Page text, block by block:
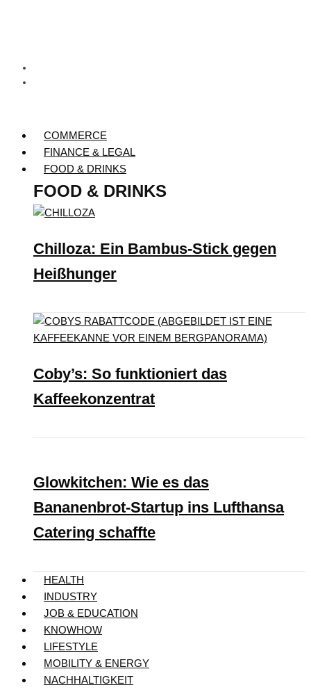
COMMERCE
FINANCE & LEGAL
FOOD & DRINKS
FOOD & DRINKS
Chilloza: Ein Bambus-Stick gegen
Heißhunger
Coby’s: So funktioniert das
Kaffeekonzentrat
Glowkitchen: Wie es das
Bananenbrot-Startup ins Lufthansa
Catering schaffte
HEALTH
INDUSTRY
JOB & EDUCATION
KNOWHOW
LIFESTYLE
MOBILITY & ENERGY
NACHHALTIGKEIT